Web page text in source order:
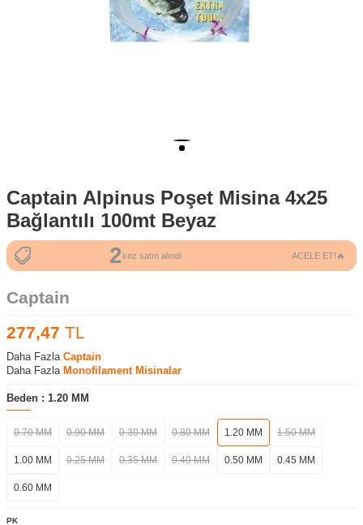
Captain Alpinus Poşet Misina 4x25
Bağlantılı 100mt Beyaz
2kez satın alındı
7kez sepete eklendi ACELE ET!🔥
Captain
277,47 TL
Daha Fazla Captain
Daha Fazla Monofilament Misinalar
Beden : 1.20 MM
0.70 MM 0.90 MM 0.30 MM 0.80 MM 1.20 MM 1.50 MM
1.00 MM 0.25 MM 0.35 MM 0.40 MM 0.50 MM 0.45 MM
0.60 MM
PK